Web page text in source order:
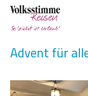
Advent für